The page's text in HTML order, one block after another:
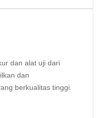
dan alat uji dari
dan
berkualitas tinggi.